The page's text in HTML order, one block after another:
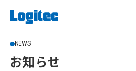
NEWS
お知らせ